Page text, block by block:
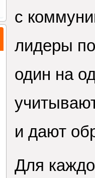
с
лидеры
один на
и дают
Для